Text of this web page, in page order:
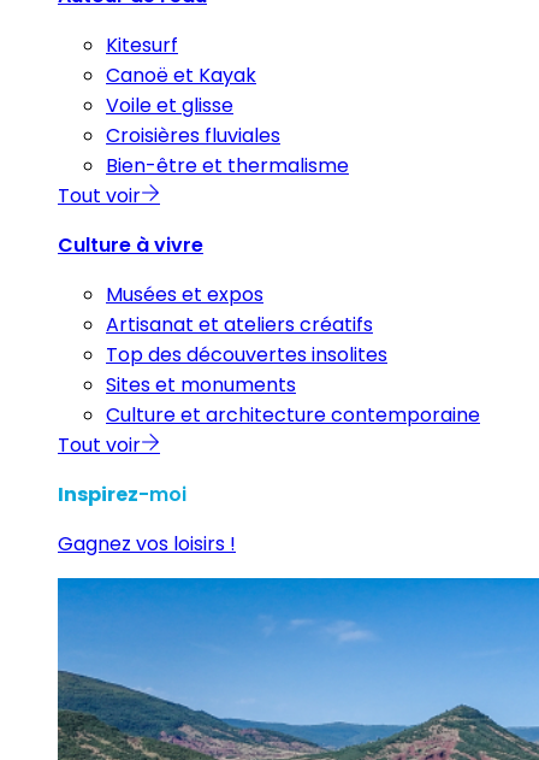
Kitesurf
Canoë et Kayak
Voile et glisse
Croisières fluviales
Bien-être et thermalisme
Tout voir
Culture à vivre
Musées et expos
Artisanat et ateliers créatifs
Top des découvertes insolites
Sites et monuments
Culture et architecture contemporaine
Tout voir
Inspirez-moi
Gagnez vos loisirs !